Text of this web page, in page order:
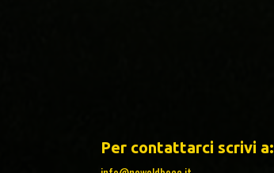
Per contattarci scrivi a: